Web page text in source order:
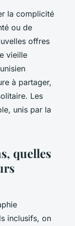
la complicité
ou de
offres
vieille
à partager,
Les
unis par la
quelles
inclusifs, on